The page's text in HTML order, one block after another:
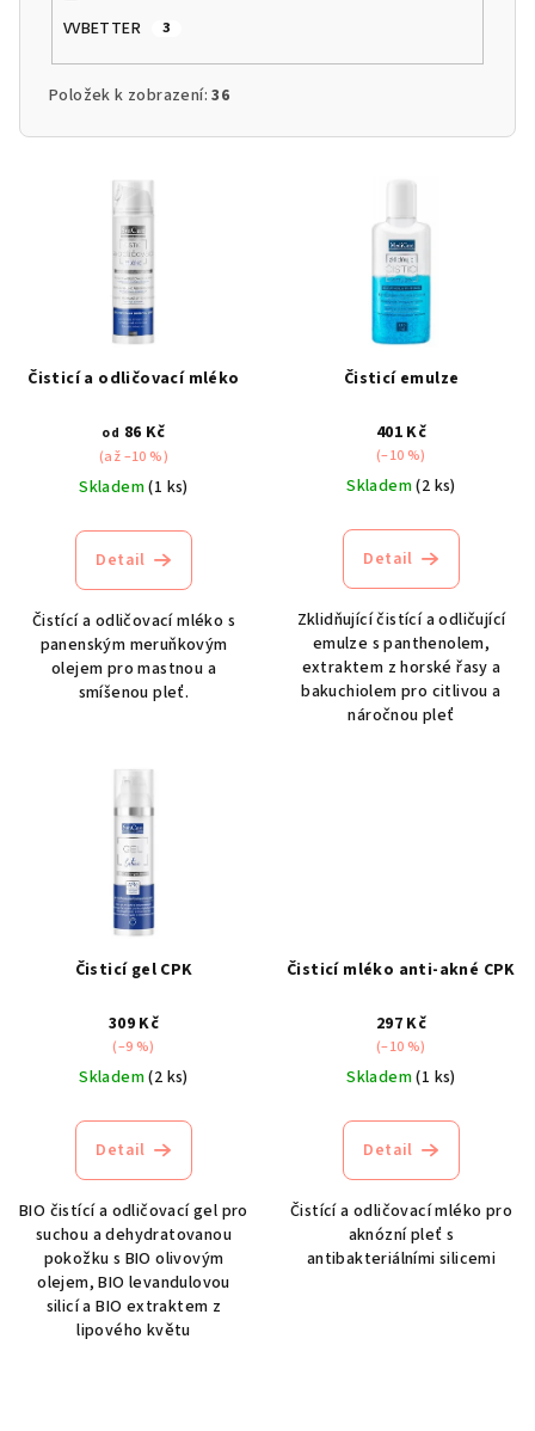
VVBETTER 3
Položek k zobrazení:36
Čisticí a odličovací mléko
od 86 Kč
(až –10 %)
Skladem(1 ks)
Detail
Čistící a odličovací mléko s
panenským meruňkovým
olejem pro mastnou a
smíšenou pleť.
Čisticí emulze
401 Kč
(–10 %)
Skladem(2 ks)
Detail
Zklidňující čistící a odličující
emulze s panthenolem,
extraktem z horské řasy a
bakuchiolem pro citlivou a
náročnou pleť
Čisticí gel CPK
309 Kč
(–9 %)
Skladem(2 ks)
Detail
BIO čistící a odličovací gel pro
suchou a dehydratovanou
pokožku s BIO olivovým
olejem, BIO levandulovou
silicí a BIO extraktem z
lipového květu
Čisticí mléko anti-akné CPK
297 Kč
(–10 %)
Skladem(1 ks)
Detail
Čistící a odličovací mléko pro
aknózní pleť s
antibakteriálními silicemi